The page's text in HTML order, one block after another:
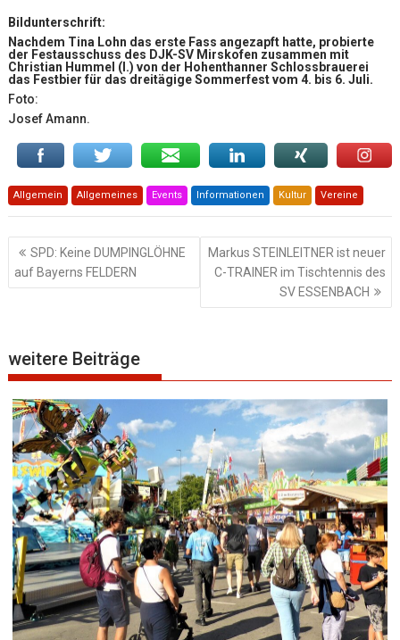
Bildunterschrift:
Nachdem Tina Lohn das erste Fass angezapft hatte, probierte
der Festausschuss des DJK-SV Mirskofen zusammen mit
Christian Hummel (l.) von der Hohenthanner Schlossbrauerei
das Festbier für das dreitägige Sommerfest vom 4. bis 6. Juli.
Foto:
Josef Amann.
Allgemein Allgemeines Events Informationen Kultur Vereine
Beitragsnavigation
SPD: Keine DUMPINGLÖHNE
auf Bayerns FELDERN
Markus STEINLEITNER ist neuer
C-TRAINER im Tischtennis des
SV ESSENBACH
weitere Beiträge